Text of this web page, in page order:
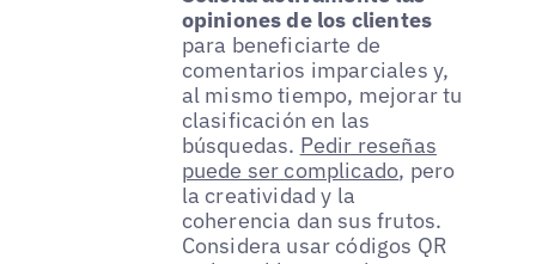
opiniones de los clientes
para beneficiarte de
comentarios imparciales y,
al mismo tiempo, mejorar tu
clasificación en las
búsquedas. Pedir reseñas
puede ser complicado, pero
la creatividad y la
coherencia dan sus frutos.
Considera usar códigos QR